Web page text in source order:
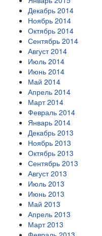
Декабрь 2014
Ноябрь 2014
Октябрь 2014
Сентябрь 2014
Август 2014
Июль 2014
Июнь 2014
Май 2014
Апрель 2014
Март 2014
Февраль 2014
Январь 2014
Декабрь 2013
Ноябрь 2013
Октябрь 2013
Сентябрь 2013
Август 2013
Июль 2013
Июнь 2013
Май 2013
Апрель 2013
Март 2013